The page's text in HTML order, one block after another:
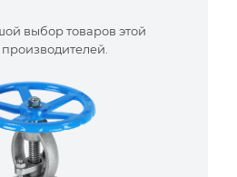
выбор товаров этой